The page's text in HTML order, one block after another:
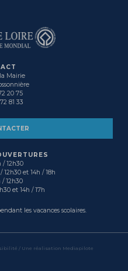
Mairie
20 75
81 33
/ 12h30
et 14h / 18h
12h30
et 14h / 17h
les vacances scolaires.
/ Une réalisation Mediapilote